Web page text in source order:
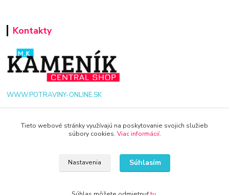
Kontakty
WWW.POTRAVINY-ONLINE.SK
+421 940 949 000
Tieto webové stránky využívajú na poskytovanie svojich služieb
súbory cookies. Viac informácií.
Nastavenia Súhlasím